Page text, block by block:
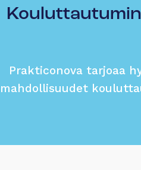
Prakticonova tarjoaa
mahdollisuudet